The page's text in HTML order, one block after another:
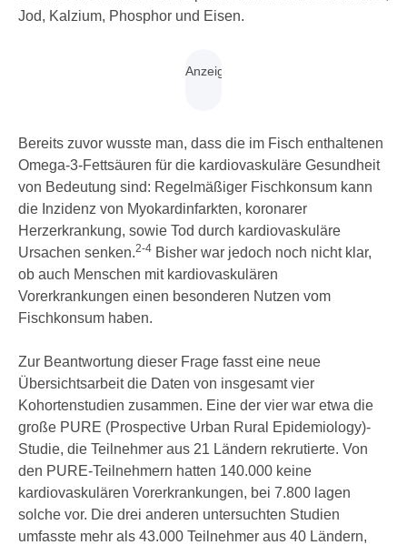
Jod, Kalzium, Phosphor und Eisen.
Bereits zuvor wusste man, dass die im Fisch enthaltenen
Omega-3-Fettsäuren für die kardiovaskuläre Gesundheit
von Bedeutung sind: Regelmäßiger Fischkonsum kann
die Inzidenz von Myokardinfarkten, koronarer
Herzerkrankung, sowie Tod durch kardiovaskuläre
Ursachen senken.2-4 Bisher war jedoch noch nicht klar,
ob auch Menschen mit kardiovaskulären
Vorerkrankungen einen besonderen Nutzen vom
Fischkonsum haben.
Zur Beantwortung dieser Frage fasst eine neue
Übersichtsarbeit die Daten von insgesamt vier
Kohortenstudien zusammen. Eine der vier war etwa die
große PURE (Prospective Urban Rural Epidemiology)-
Studie, die Teilnehmer aus 21 Ländern rekrutierte. Von
den PURE-Teilnehmern hatten 140.000 keine
kardiovaskulären Vorerkrankungen, bei 7.800 lagen
solche vor. Die drei anderen untersuchten Studien
umfasste mehr als 43.000 Teilnehmer aus 40 Ländern,